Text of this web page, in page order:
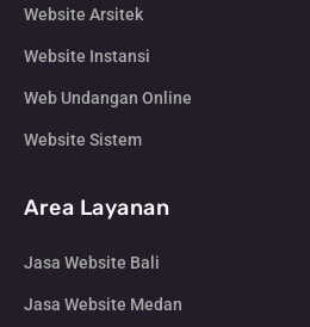
Website Arsitek
Website Instansi
Web Undangan Online
Website Sistem
Area Layanan
Jasa Website Bali
Jasa Website Medan